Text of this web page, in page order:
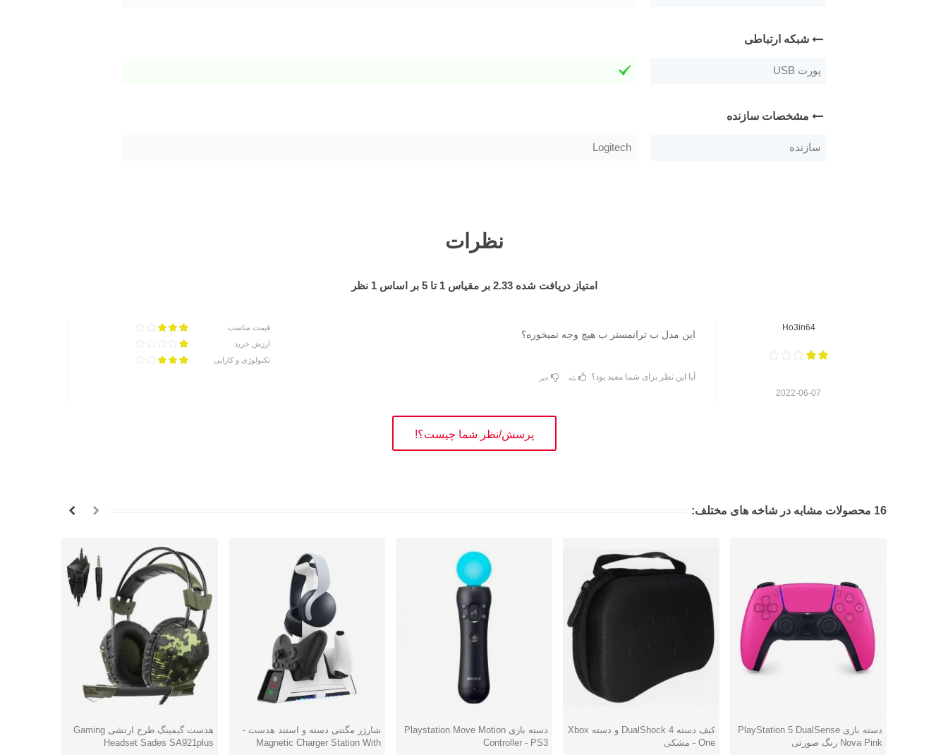
شبکه ارتباطی
پورت USB
مشخصات سازنده
سازنده Logitech
نظرات
امتیاز دریافت شده2.33 بر مقیاس1 تا5 بر اساس1 نظر
Ho3in64
2022-06-07
این مدل ب ترانمستر ب هیچ وجه نمیخوره؟
قیمت مناسب
ارزش خرید
تکنولوژی و کارایی
آیا این نظر برای شما مفید بود؟ بله خیر
پرسش/نظر شما چیست؟!
16 محصولات مشابه در شاخه های مختلف:
دوست داشتن
دسته بازی PlayStation 5 DualSense
Nova Pink رنگ صورتی
دوست داشتن
کیف دسته DualShock 4 و دسته Xbox
One - مشکی
دوست داشتن
دسته بازی Playstation Move Motion
Controller - PS3
دوست داشتن
شارژر مگنتی دسته و استند هدست -
Magnetic Charger Station With
دوست داشتن
هدست گیمینگ طرح ارتشی Gaming
Headset Sades SA921plus